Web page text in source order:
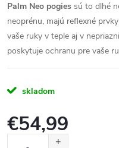
Palm Neo pogies sú to dlhé
neoprénu, majú reflexné
vaše ruky v teple aj v
poskytuje ochranu pre vaše
skladom
€54,99